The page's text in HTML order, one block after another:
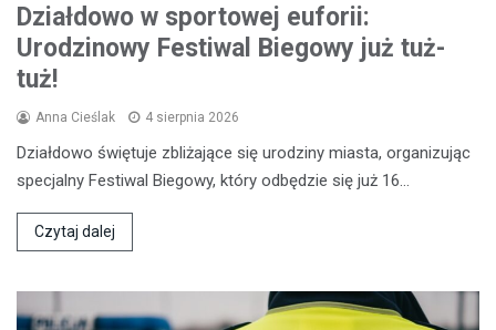
Działdowo w sportowej euforii:
Urodzinowy Festiwal Biegowy już tuż-
tuż!
Anna Cieślak 4 sierpnia 2026
Działdowo świętuje zbliżające się urodziny miasta, organizując
specjalny Festiwal Biegowy, który odbędzie się już 16…
Czytaj dalej